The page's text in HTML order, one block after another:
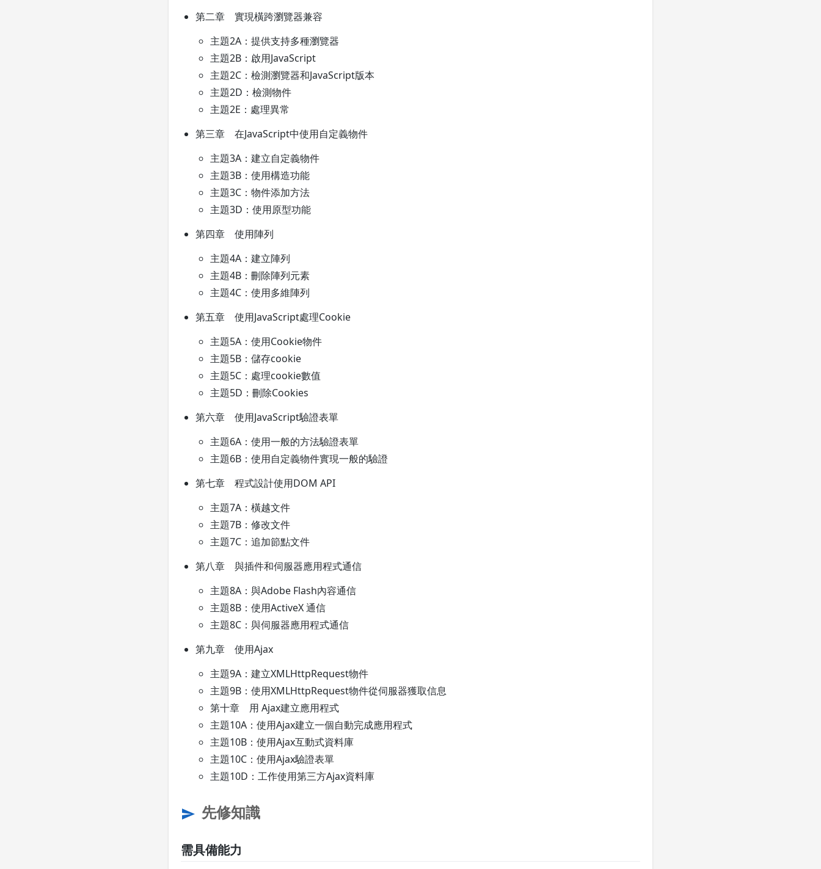
第二章 實現橫跨瀏覽器兼容
主題2A：提供支持多種瀏覽器
主題2B：啟用JavaScript
主題2C：檢測瀏覽器和JavaScript版本
主題2D：檢測物件
主題2E：處理異常
第三章 在JavaScript中使用自定義物件
主題3A：建立自定義物件
主題3B：使用構造功能
主題3C：物件添加方法
主題3D：使用原型功能
第四章 使用陣列
主題4A：建立陣列
主題4B：刪除陣列元素
主題4C：使用多維陣列
第五章 使用JavaScript處理Cookie
主題5A：使用Cookie物件
主題5B：儲存co​​okie
主題5C：處理cookie數值
主題5D：刪除Cookies
第六章 使用JavaScript驗證表單
主題6A：使用一般的方法驗證表單
主題6B：使用自定義物件實現一般的驗證
第七章 程式設計使用DOM API
主題7A：橫越文件
主題7B：修改文件
主題7C：追加節點文件
第八章 與插件和伺服器應用程式通信
主題8A：與Adobe Flash內容通信
主題8B：使用ActiveX 通信
主題8C：與伺服器應用程式通信
第九章 使用Ajax
主題9A：建立XMLHttpRequest物件
主題9B：使用XMLHttpRequest物件從伺服器獲取信息
第十章 用 Ajax建立應用程式
主題10A：使用Ajax建立一個自動完成應用程式
主題10B：使用Ajax互動式資料庫
主題10C：使用Ajax驗證表單
主題10D：工作使用第三方Ajax資料庫
send 先修知識
需具備能力